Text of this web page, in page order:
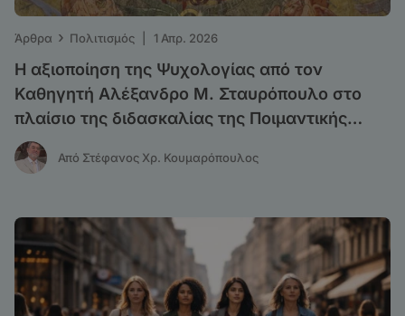
Άρθρα › Πολιτισμός 1 Απρ. 2026
Η αξιοποίηση της Ψυχολογίας από τον
Καθηγητή Αλέξανδρο Μ. Σταυρόπουλο στο
πλαίσιο της διδασκαλίας της Ποιμαντικής
Θεολογίας
Από Στέφανος Χρ. Κουμαρόπουλος